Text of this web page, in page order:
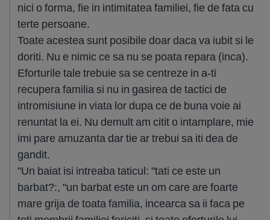
nici o forma, fie in intimitatea familiei, fie de fata cu
terte persoane.
Toate acestea sunt posibile doar daca va iubit si le
doriti. Nu e nimic ce sa nu se poata repara (inca).
Eforturile tale trebuie sa se centreze in a-ti
recupera familia si nu in gasirea de tactici de
intromisiune in viata lor dupa ce de buna voie ai
renuntat la ei. Nu demult am citit o intamplare, mie
imi pare amuzanta dar tie ar trebui sa iti dea de
gandit.
"Un baiat isi intreaba taticul: "tati ce este un
barbat?:, "un barbat este un om care are foarte
mare grija de toata familia, incearca sa ii faca pe